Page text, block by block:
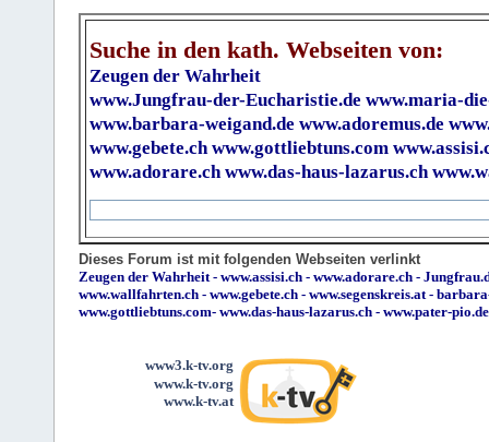
Suche in den kath. Webseiten von:
Zeugen der Wahrheit
www.Jungfrau-der-Eucharistie.de www.maria-
www.barbara-weigand.de www.adoremus.de
www.gebete.ch www.gottliebtuns.com
www.adorare.ch www.das-haus-lazarus.ch
Dieses Forum ist mit folgenden Webseiten verlinkt
Zeugen der Wahrheit- www.assisi.ch - www.adorare.ch -
www.wallfahrten.ch - www.gebete.ch - www.segenskreis.at-
www.gottliebtuns.com- www.das-haus-lazarus.ch - www.pater-pio.de
www3.k-tv.org
www.k-tv.org
www.k-tv.at